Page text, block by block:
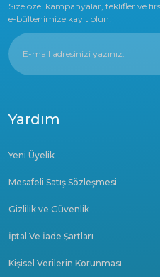
Size özel kampanyalar, teklifler ve
e-bültenimize kayıt olun!
Yardım
Yeni Üyelik
Mesafeli Satış Sözleşmesi
Gizlilik ve Güvenlik
İptal Ve İade Şartları
Kişisel Verilerin Korunması